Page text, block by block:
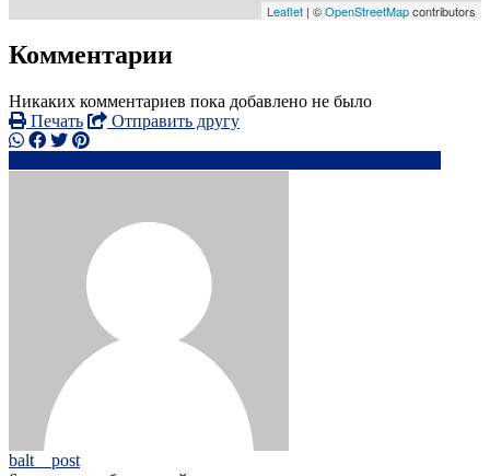
Leaflet | ©OpenStreetMapcontributors
Комментарии
Никаких комментариев пока добавлено не было
Печать
Отправить другу
balt__post